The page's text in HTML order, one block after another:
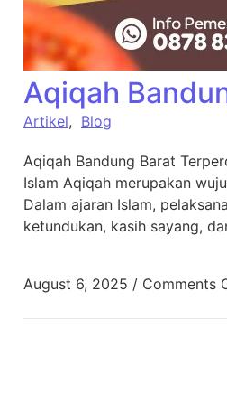
Aqiqah
Artikel, Blog
Aqiqah Bandung Barat
Islam Aqiqah merupakan
Dalam ajaran Islam,
ketundukan, kasih sayang,
August 6, 2025 / Comments